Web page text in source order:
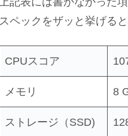
スペックをザッと挙げる
CPUスコア
メモリ 8
ストレージ（SSD)